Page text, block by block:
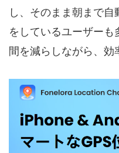
し、そのまま朝まで
をしているユーザー
間を減らしながら、効